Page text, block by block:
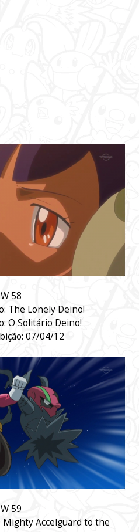
58
The Lonely Deino!
O Solitário Deino!
07/04/12
59
Mighty Accelguard to the